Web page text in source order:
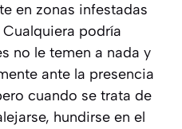
en zonas infestadas
podría
no le temen a nada y
ante la presencia
cuando se trata de
hundirse en el